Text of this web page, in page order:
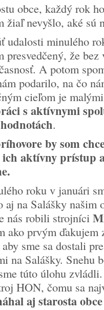
obce, každý rok
nevyšlo, aké sú
udalosti minulého
presvedčený, že
A potom
podarilo, na čo
cieľom je
s aktívnymi
.
by som
ich aktívny prístup
roku v januári
na Salášky našim
nás robili strojníci
ako prvým ďakujem
sme sa dostali
na Salášky. Snehu
túto úlohu
HON, čomu sa
aj starosta